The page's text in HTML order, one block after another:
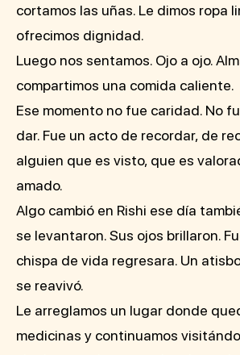
cortamos las uñas. Le dimos ropa
ofrecimos dignidad.
Luego nos sentamos. Ojo a ojo.
compartimos una comida caliente.
Ese momento no fue caridad. No
dar. Fue un acto de recordar, de
alguien que es visto, que es
amado.
Algo cambió en Rishi ese día
se levantaron. Sus ojos brillaron.
chispa de vida regresara. Un
se reavivó.
Le arreglamos un lugar donde
medicinas y continuamos